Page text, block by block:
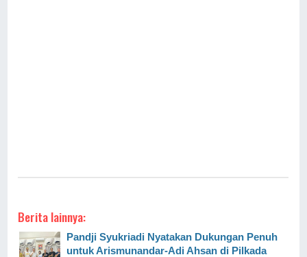
Berita lainnya:
Pandji Syukriadi Nyatakan Dukungan Penuh
untuk Arismunandar-Adi Ahsan di Pilkada